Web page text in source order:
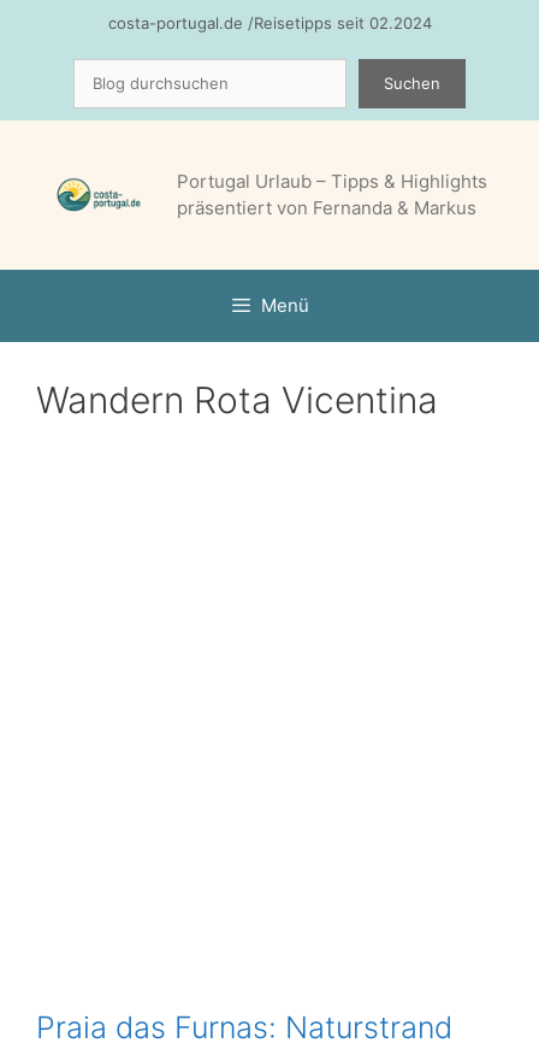
costa-portugal.de /Reisetipps seit 02.2024
Suchen
Portugal Urlaub – Tipps & Highlights
präsentiert von Fernanda & Markus
Menü
Wandern Rota Vicentina
Praia das Furnas: Naturstrand